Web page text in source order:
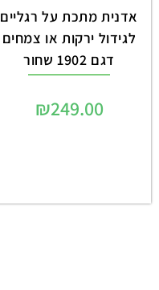
אדנית מתכת על רגליים
לגידול ירקות או צמחים
דגם 1902 שחור
₪249.00